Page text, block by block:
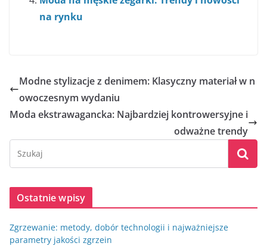
na rynku
Modne stylizacje z denimem: Klasyczny materiał w n
owoczesnym wydaniu
Moda ekstrawagancka: Najbardziej kontrowersyjne i
odważne trendy
Ostatnie wpisy
Zgrzewanie: metody, dobór technologii i najważniejsze
parametry jakości zgrzein